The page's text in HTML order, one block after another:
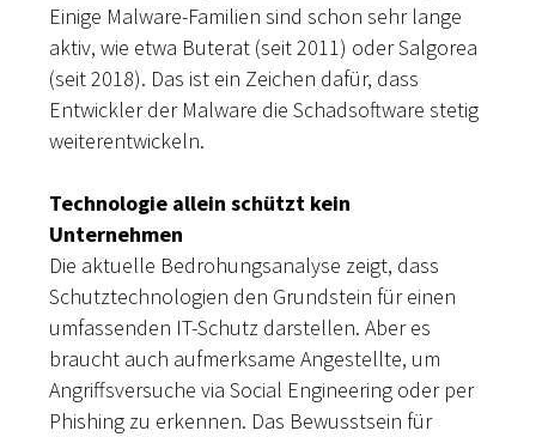
Einige Malware-Familien sind schon sehr lange
aktiv, wie etwa Buterat (seit 2011) oder Salgorea
(seit 2018). Das ist ein Zeichen dafür, dass
Entwickler der Malware die Schadsoftware stetig
weiterentwickeln.
Technologie allein schützt kein
Unternehmen
Die aktuelle Bedrohungsanalyse zeigt, dass
Schutztechnologien den Grundstein für einen
umfassenden IT-Schutz darstellen. Aber es
braucht auch aufmerksame Angestellte, um
Angriffsversuche via Social Engineering oder per
Phishing zu erkennen. Das Bewusstsein für